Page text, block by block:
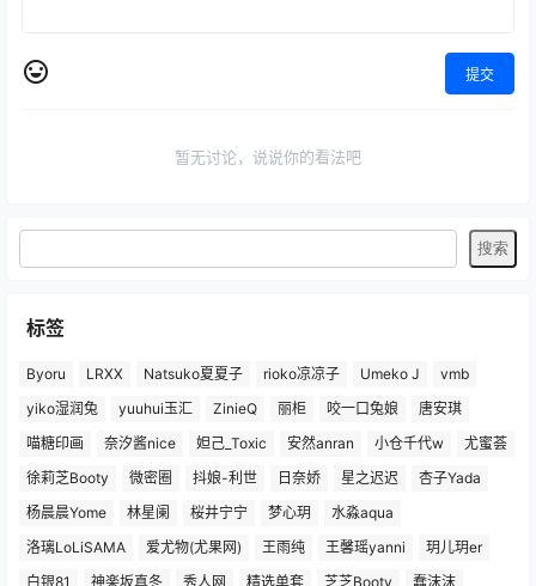
提交
暂无讨论，说说你的看法吧
标签
Byoru LRXX Natsuko夏夏子 rioko凉凉子 Umeko J
vmb
yiko湿润兔
yuuhui玉汇 ZinieQ 丽柜 咬一口兔娘
唐安琪
喵糖印画
奈汐酱nice 妲己_Toxic 安然anran 小仓千代w
尤蜜荟
徐莉芝Booty
微密圈 抖娘-利世 日奈娇 星之迟迟
杏子Yada
杨晨晨Yome
林星阑 桜井宁宁 梦心玥
水淼aqua
洛璃LoLiSAMA
爱尤物(尤果网) 王雨纯 王馨瑶yanni
玥儿玥er
白银81
神楽坂真冬 秀人网 精选单套 芝芝Booty 蠢沫沫